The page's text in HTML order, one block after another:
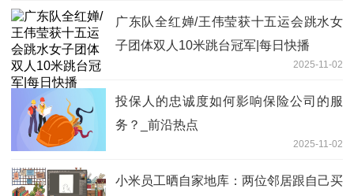
广东队全红婵/王伟莹获十五运会跳水女
子团体双人10米跳台冠军|每日快播
2025-11-02
投保人的忠诚度如何影响保险公司的服
务？_前沿热点
2025-11-02
小米员工晒自家地库：两位邻居跟自己买